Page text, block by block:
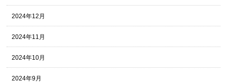
2024年12月
2024年11月
2024年10月
2024年9月